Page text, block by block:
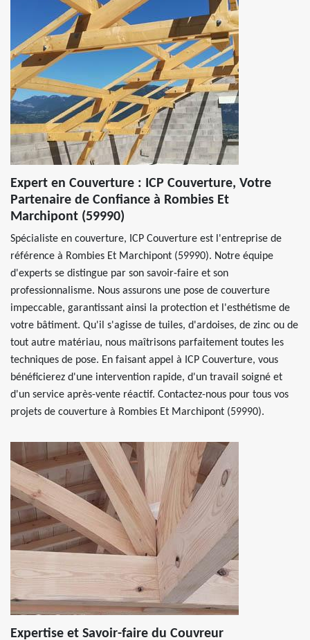
Expert en Couverture : ICP Couverture, Votre
Partenaire de Confiance à Rombies Et
Marchipont (59990)
Spécialiste en couverture, ICP Couverture est l'entreprise de
référence à Rombies Et Marchipont (59990). Notre équipe
d'experts se distingue par son savoir-faire et son
professionnalisme. Nous assurons une pose de couverture
impeccable, garantissant ainsi la protection et l'esthétisme de
votre bâtiment. Qu'il s'agisse de tuiles, d'ardoises, de zinc ou de
tout autre matériau, nous maîtrisons parfaitement toutes les
techniques de pose. En faisant appel à ICP Couverture, vous
bénéficierez d'une intervention rapide, d'un travail soigné et
d'un service après-vente réactif. Contactez-nous pour tous vos
projets de couverture à Rombies Et Marchipont (59990).
Expertise et Savoir-faire du Couvreur